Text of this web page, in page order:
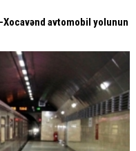
avtomobil yolunun